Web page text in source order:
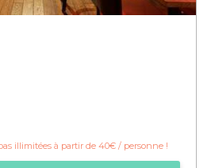
illimitées à partir de 40€ / personne !